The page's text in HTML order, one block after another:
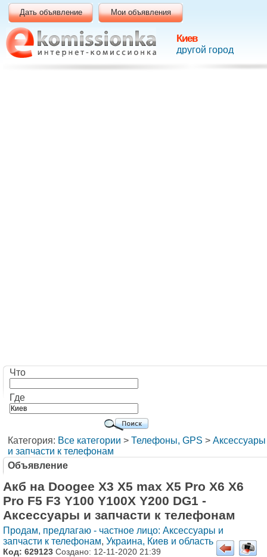
Киев
другой город
Дать объявление Мои объявления
Что
Где
Категория: Все категории > Телефоны, GPS > Аксессуары
и запчасти к телефонам
Объявление
Акб на Doogee X3 X5 max X5 Pro Х6 X6
Pro F5 F3 Y100 Y100X Y200 DG1 -
Аксессуары и запчасти к телефонам
Продам, предлагаю - частное лицо: Аксессуары и
запчасти к телефонам, Украина, Киев и область
Код: 629123 Создано: 12-11-2020 21:39